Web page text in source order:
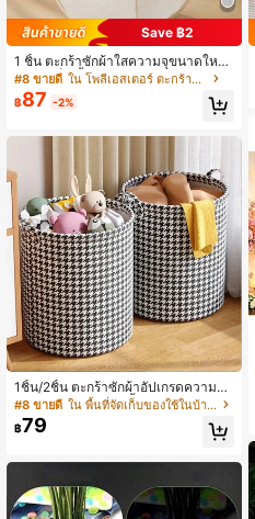
Save ฿2
1 ชิ้น ตะกร้าซักผ้าใสความจุขนาดใหญ่,
ตะกร้าเก็บเสื้อผ้าสกปรกพับได้, ตะกร้าเ
ก็บของในห้องนอน/ห้องน้ำ
#8 ขายดี ใน โพลีเอสเตอร์ ตะกร้าซักผ้า
฿87 -2%
1ชิ้น/2ชิ้น ตะกร้าซักผ้าอัปเกรดความจุข
นาดใหญ่, เคลือบกันน้ำ, เหมาะสำหรับเ
ก็บเสื้อผ้า, ของเล่น, ของจิปาถะ และตะก
ร้าซักผ้าอื่นๆ ในห้องนอน, ห้องน้ำ, หอพั
#8 ขายดี ใน พื้นที่จัดเก็บของใช้ในบ้านขนาดใหญ่ การจัดเก็บแล
฿79